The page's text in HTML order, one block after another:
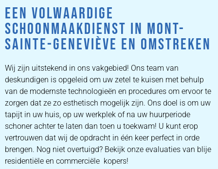
EEN VOLWAARDIGE
SCHOONMAAKDIENST IN MONT-
SAINTE-GENEVIÈVE EN OMSTREKEN
Wij zijn uitstekend in ons vakgebied! Ons team van
deskundigen is opgeleid om uw zetel te kuisen met behulp
van de modernste technologieën en procedures om ervoor te
zorgen dat ze zo esthetisch mogelijk zijn. Ons doel is om uw
tapijt in uw huis, op uw werkplek of na uw huurperiode
schoner achter te laten dan toen u toekwam! U kunt erop
vertrouwen dat wij de opdracht in één keer perfect in orde
brengen. Nog niet overtuigd? Bekijk onze evaluaties van blije
residentiële en commerciële kopers!